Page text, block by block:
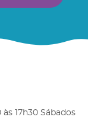
17h30 Sábados